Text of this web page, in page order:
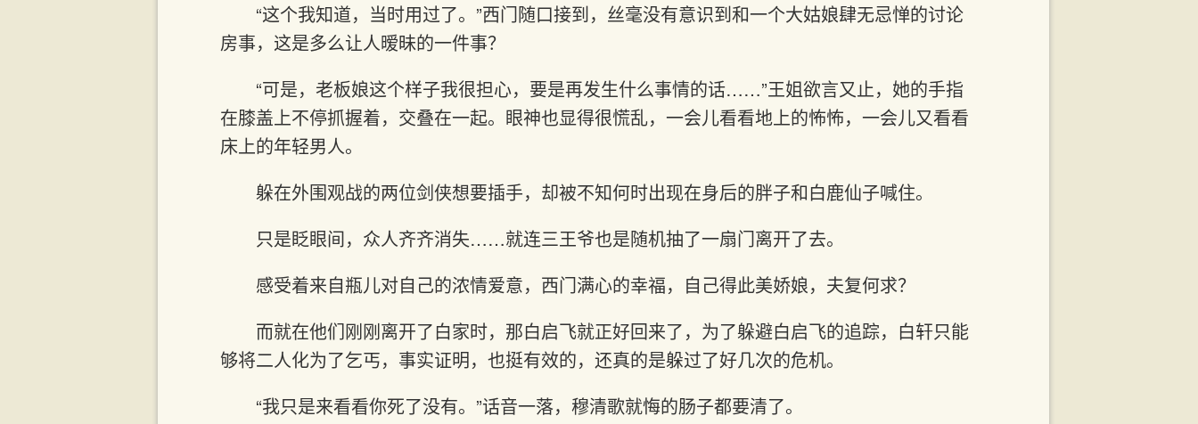
“这个我知道，当时用过了。”西门随口接到，丝毫没有意识到和一个大姑娘肆无忌惮的讨论
房事，这是多么让人暧昧的一件事？
“可是，老板娘这个样子我很担心，要是再发生什么事情的话……”王姐欲言又止，她的手指
在膝盖上不停抓握着，交叠在一起。眼神也显得很慌乱，一会儿看看地上的怖怖，一会儿又看看
床上的年轻男人。
躲在外围观战的两位剑侠想要插手，却被不知何时出现在身后的胖子和白鹿仙子喊住。
只是眨眼间，众人齐齐消失……就连三王爷也是随机抽了一扇门离开了去。
感受着来自瓶儿对自己的浓情爱意，西门满心的幸福，自己得此美娇娘，夫复何求？
而就在他们刚刚离开了白家时，那白启飞就正好回来了，为了躲避白启飞的追踪，白轩只能
够将二人化为了乞丐，事实证明，也挺有效的，还真的是躲过了好几次的危机。
“我只是来看看你死了没有。”话音一落，穆清歌就悔的肠子都要清了。